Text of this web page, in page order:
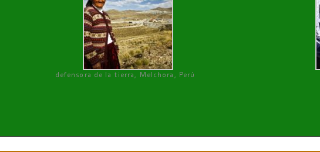
defensora de la tierra, Melchora, Perú